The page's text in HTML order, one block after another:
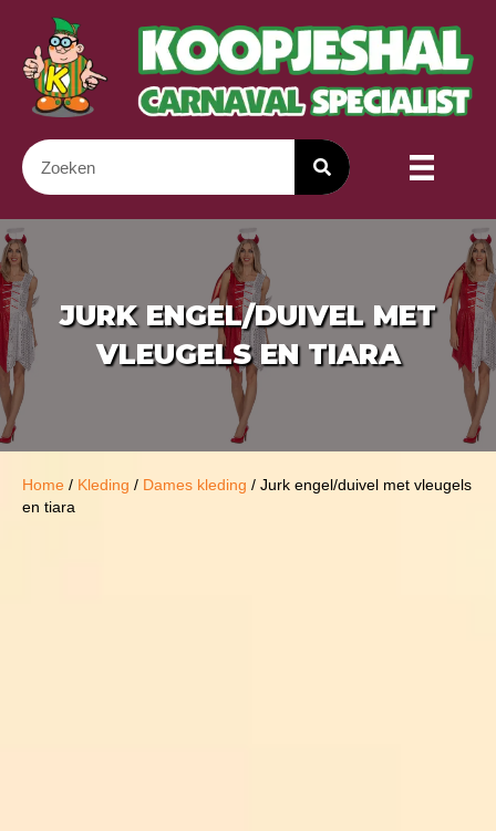
JURK ENGEL/DUIVEL MET
VLEUGELS EN TIARA
Home / Kleding / Dames kleding / Jurk engel/duivel met vleugels
en tiara